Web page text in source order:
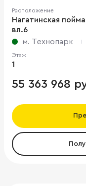
Расположение
Нагатинская
вл.6
м. Технопарк
Этаж
1
55 363 968